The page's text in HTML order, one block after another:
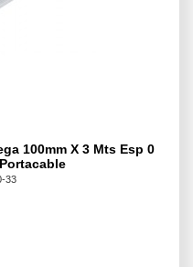
100mm X 3 Mts Esp 0
33